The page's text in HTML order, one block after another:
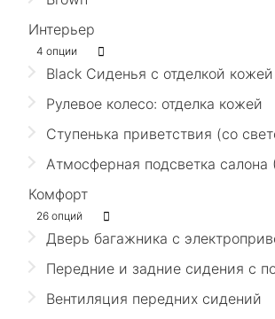
Интерьер
4 опции
Black Сиденья с отделкой
Рулевое колесо: отделка кожей
Ступенька приветствия (со
Атмосферная подсветка салона
Комфорт
26 опций
Дверь багажника с
Передние и задние сидения с
Вентиляция передних сидений